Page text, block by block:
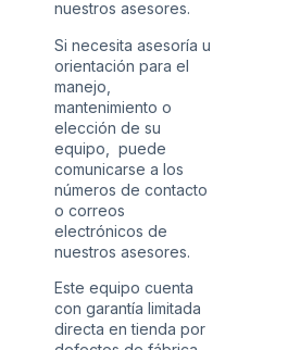
nuestros asesores.
Si necesita asesoría u
orientación para el
manejo,
mantenimiento o
elección de su
equipo, puede
comunicarse a los
números de contacto
o correos
electrónicos de
nuestros asesores.
Este equipo cuenta
con garantía limitada
directa en tienda por